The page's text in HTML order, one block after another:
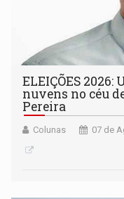
ELEIÇÕES 2026:
nuvens no céu
Pereira
Colunas 07 de